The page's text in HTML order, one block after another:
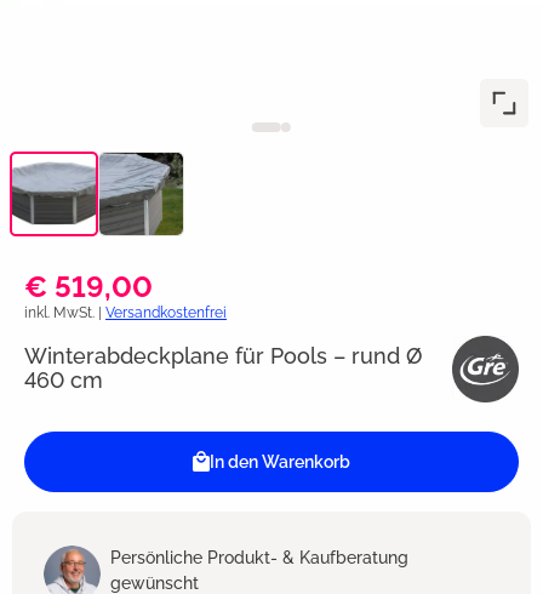
€ 519,00
inkl. MwSt. | Versandkostenfrei
Winterabdeckplane für Pools – rund Ø
460 cm
In den Warenkorb
Persönliche Produkt- & Kaufberatung
gewünscht